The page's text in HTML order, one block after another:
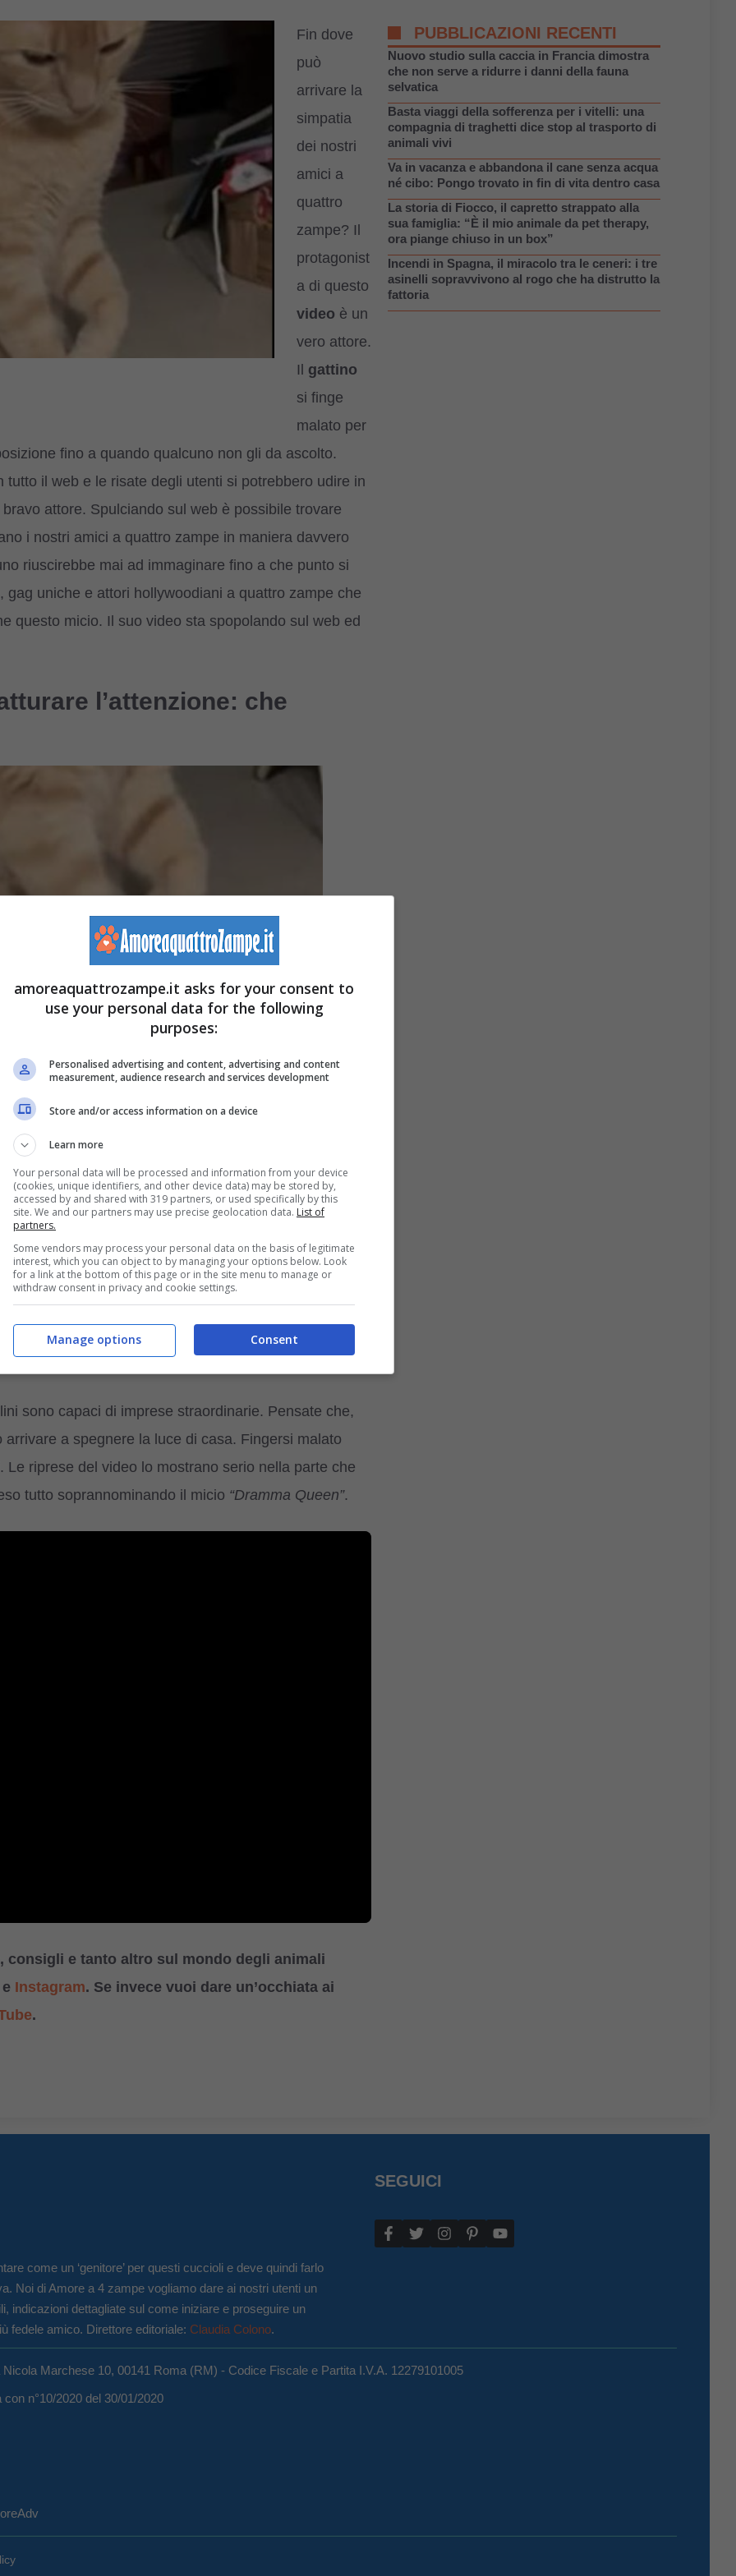
Fin dove
può
arrivare la
simpatia
dei nostri
amici a
quattro
zampe? Il
protagonist
a di questo
video è un
vero attore.
Il gattino
si finge
malato per
fino a quando qualcuno non gli da ascolto.
il web e le risate degli utenti si potrebbero udire in
attore. Spulciando sul web è possibile trovare
i nostri amici a quattro zampe in maniera davvero
riuscirebbe mai ad immaginare fino a che punto si
uniche e attori hollywoodiani a quattro zampe che
questo micio. Il suo video sta spopolando sul web ed
l’attenzione: che
zoppo
ha pensato di registrarlo e metterlo sul web non
l’assideramento (VIDEO)
con una finta malattia. Il gattino infatti pur di attirare
avvertire dolore ad una caviglia.
appartamento salvati dalla polizia (Video)
sono capaci di imprese straordinarie. Pensate che,
a spegnere la luce di casa. Fingersi malato
riprese del video lo mostrano serio nella parte che
tutto soprannominando il micio “Dramma Queen”.
consigli e tanto altro sul mondo degli animali
e Instagram. Se invece vuoi dare un’occhiata ai
.
PUBBLICAZIONI RECENTI
Nuovo studio sulla caccia in Francia dimostra
che non serve a ridurre i danni della fauna
selvatica
Basta viaggi della sofferenza per i vitelli: una
compagnia di traghetti dice stop al trasporto di
animali vivi
Va in vacanza e abbandona il cane senza acqua
né cibo: Pongo trovato in fin di vita dentro casa
La storia di Fiocco, il capretto strappato alla
sua famiglia: “È il mio animale da pet therapy,
ora piange chiuso in un box”
Incendi in Spagna, il miracolo tra le ceneri: i tre
asinelli sopravvivono al rogo che ha distrutto la
fattoria
come un ‘genitore’ per questi cuccioli e deve quindi farlo
Noi di Amore a 4 zampe vogliamo dare ai nostri utenti un
indicazioni dettagliate sul come iniziare e proseguire un
fedele amico. Direttore editoriale: Claudia Colono.
SEGUICI
Marchese 10, 00141 Roma (RM) - Codice Fiscale e Partita I.V.A. 12279101005
n°10/2020 del 30/01/2020
amoreaquattrozampe.it asks for your consent to
use your personal data for the following
purposes:
Personalised advertising and content, advertising and content
measurement, audience research and services development
Store and/or access information on a device
Learn more
Your personal data will be processed and information from your device
(cookies, unique identifiers, and other device data) may be stored by,
accessed by and shared with 319 partners, or used specifically by this
site. We and our partners may use precise geolocation data. List of
partners.
Some vendors may process your personal data on the basis of legitimate
interest, which you can object to by managing your options below. Look
for a link at the bottom of this page or in the site menu to manage or
withdraw consent in privacy and cookie settings.
Consent
Manage options